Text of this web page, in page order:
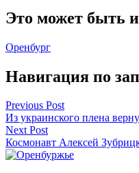
Это может быть
Оренбург
Навигация по
Previous Post
Из украинского плена
Next Post
Космонавт Алексей